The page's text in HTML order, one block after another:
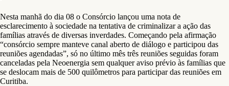
Nesta manhã do dia 08 o Consórcio lançou uma nota de
esclarecimento à sociedade na tentativa de criminalizar a ação das
famílias através de diversas inverdades. Começando pela afirmação
“consórcio sempre manteve canal aberto de diálogo e participou das
reuniões agendadas”, só no último mês três reuniões seguidas foram
canceladas pela Neoenergia sem qualquer aviso prévio às famílias que
se deslocam mais de 500 quilômetros para participar das reuniões em
Curitiba.